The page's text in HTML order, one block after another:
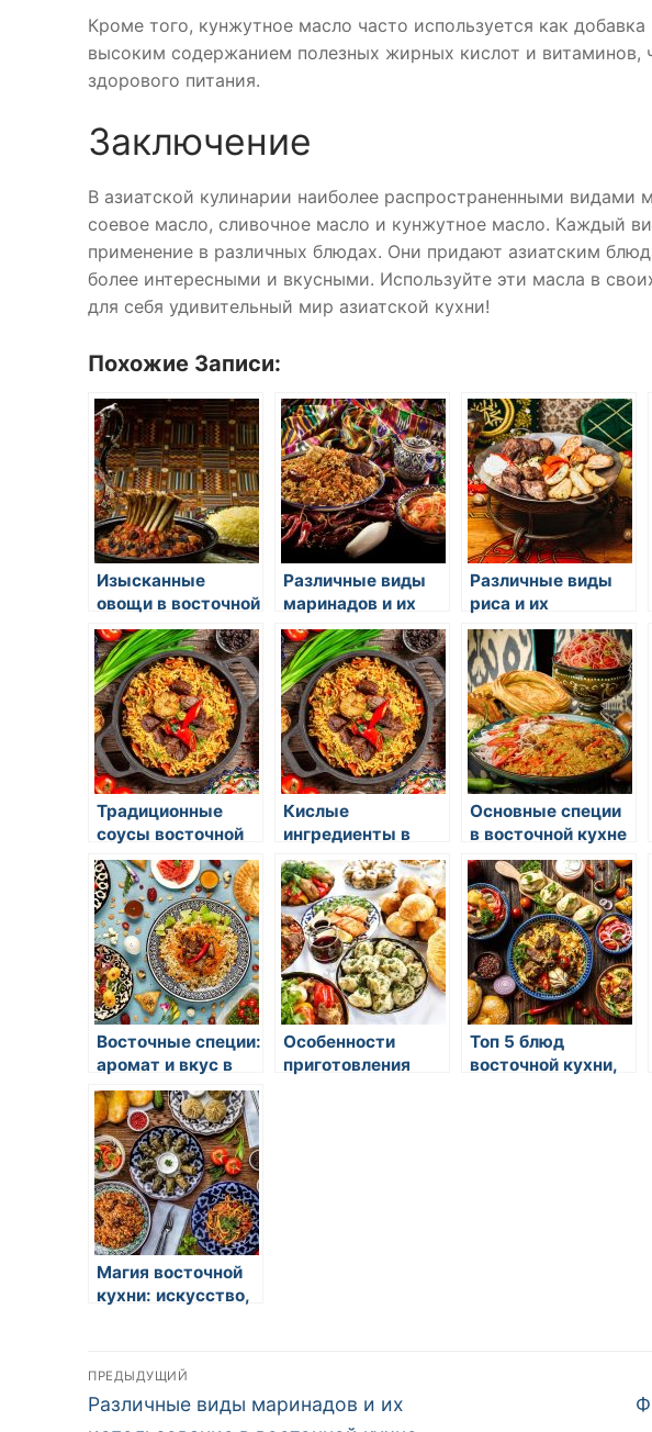
Кроме того, кунжутное масло часто используется как
высоким содержанием полезных жирных кислот и витаминов,
здорового питания.
Заключение
В азиатской кулинарии наиболее распространенными видами
соевое масло, сливочное масло и кунжутное масло. Каждый
применение в различных блюдах. Они придают азиатским
более интересными и вкусными. Используйте эти масла в
для себя удивительный мир азиатской кухни!
Похожие Записи:
Изысканные
овощи в восточной
кулинарии:
открытие
вкусового
разнообразия
Различные виды
маринадов и их
использование в
восточной кухне
Различные виды
риса и их
применение
Традиционные
соусы восточной
кухни
Кислые
ингредиенты в
восточной кухне:
от солевых
маринадов до
уксусных соусов
Основные специи
в восточной кухне
Восточные специи:
аромат и вкус в
каждом блюде
Особенности
приготовления
Топ 5 блюд
восточной кухни,
Магия восточной
кухни: искусство,
Навигация
по
ПРЕДЫДУЩИЙ
Предыдущая
Различные виды маринадов и их